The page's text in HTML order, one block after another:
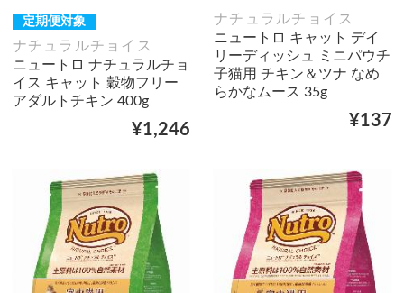
定期便対象
ナチュラルチョイス
ニュートロ ナチュラルチョ
イス キャット 穀物フリー
アダルトチキン 400g
¥1,246
ナチュラルチョイス
ニュートロ キャット デイ
リーディッシュ ミニパウチ
子猫用 チキン＆ツナ なめ
らかなムース 35g
¥137